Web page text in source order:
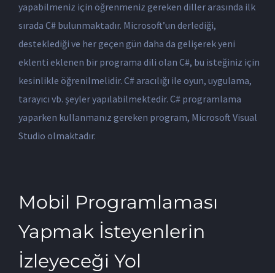
yapabilmeniz için öğrenmeniz gereken diller arasında ilk
sırada C# bulunmaktadır. Microsoft’un derlediği,
desteklediği ve her geçen gün daha da gelişerek yeni
eklenti eklenen bir programa dili olan C#, bu isteğiniz için
kesinlikle öğrenilmelidir. C# aracılığı ile oyun, uygulama,
tarayıcı vb. şeyler yapılabilmektedir. C# programlama
yaparken kullanmanız gereken program, Microsoft Visual
Studio olmaktadır.
Mobil Programlaması
Yapmak İsteyenlerin
İzleyeceği Yol